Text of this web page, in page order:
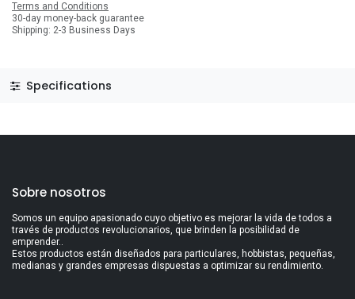
Terms and Conditions
30-day money-back guarantee
Shipping: 2-3 Business Days
Specifications
Sobre nosotros
Somos un equipo apasionado cuyo objetivo es mejorar la vida de todos a
través de productos revolucionarios, que brinden la posibilidad de
emprender..
Estos productos están diseñados para particulares, hobbistas, pequeñas,
medianas y grandes empresas dispuestas a optimizar su rendimiento.